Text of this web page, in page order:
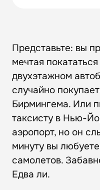
Представьте: вы
мечтая
двухэтажном
случайно
Бирмингема. Или
таксисту в Нью-
аэропорт, но он
минуту вы
самолетов.
Едва ли.